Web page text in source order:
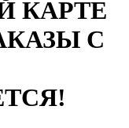
КАРТЕ
С